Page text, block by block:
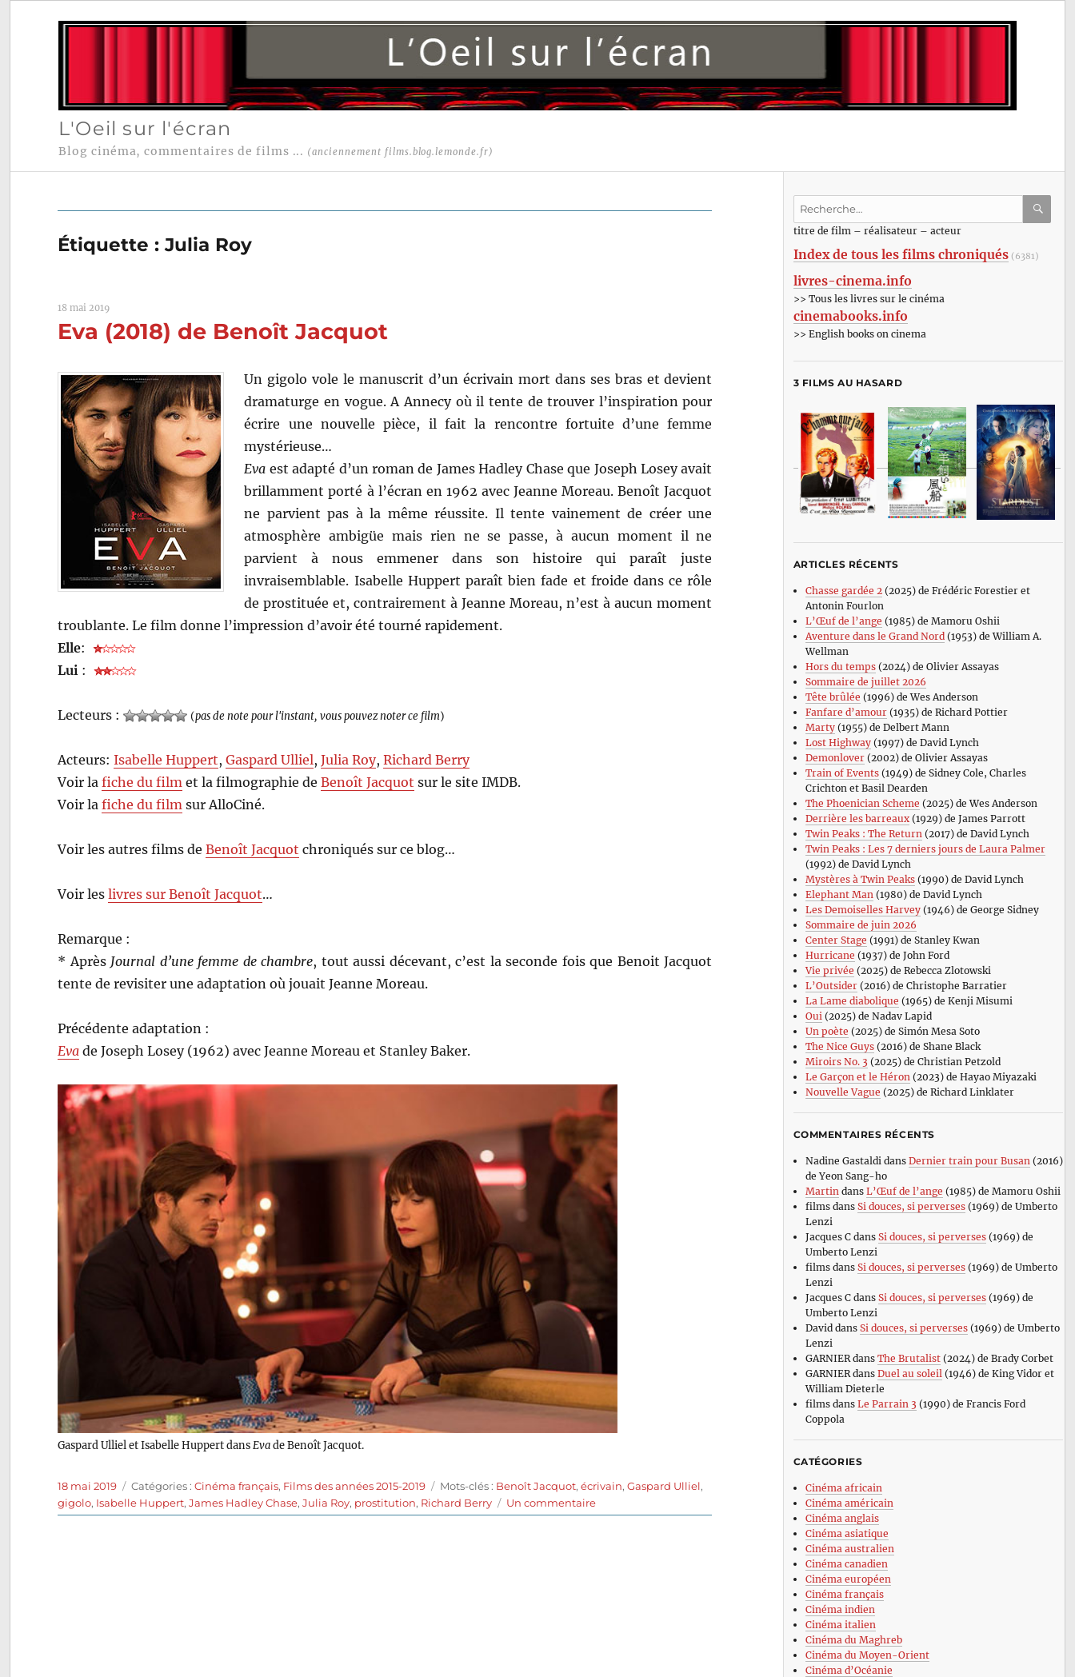
L'Oeil sur l'écran
Blog cinéma, commentaires de films ... (anciennement films.blog.lemonde.fr)
Étiquette :Julia Roy
18 mai 2019
Eva (2018) de Benoît Jacquot
Un gigolo vole le manuscrit d’un écrivain mort dans ses bras et devient
dramaturge en vogue. A Annecy où il tente de trouver l’inspiration pour
écrire une nouvelle pièce, il fait la rencontre fortuite d’une femme
mystérieuse…
Eva est adapté d’un roman de James Hadley Chase que Joseph Losey avait
brillamment porté à l’écran en 1962 avec Jeanne Moreau. Benoît Jacquot
ne parvient pas à la même réussite. Il tente vainement de créer une
atmosphère ambigüe mais rien ne se passe, à aucun moment il ne
parvient à nous emmener dans son histoire qui paraît juste
invraisemblable. Isabelle Huppert paraît bien fade et froide dans ce rôle
de prostituée et, contrairement à Jeanne Moreau, n’est à aucun moment
troublante. Le film donne l’impression d’avoir été tourné rapidement.
Elle:
Lui :
Lecteurs : (pas de note pour l'instant, vous pouvez noter ce film)
Acteurs:Isabelle Huppert,Gaspard Ulliel,Julia Roy,Richard Berry
Voir lafiche du film et la filmographie deBenoît Jacquot sur le site IMDB.
Voir lafiche du film sur AlloCiné.
Voir les autres films deBenoît Jacquot chroniqués sur ce blog…
Voir leslivres sur Benoît Jacquot…
Remarque :
* Après Journal d’une femme de chambre, tout aussi décevant, c’est la seconde fois que Benoit Jacquot
tente de revisiter une adaptation où jouait Jeanne Moreau.
Précédente adaptation :
Eva de Joseph Losey (1962) avec Jeanne Moreau et Stanley Baker.
Gaspard Ulliel et Isabelle Huppert dans Evade Benoît Jacquot.
Publié
le
18 mai 2019 Catégories
Catégories :Cinéma français, Films des années 2015-2019 Étiquettes
Mots-clés : Benoît Jacquot,écrivain,Gaspard Ulliel,
gigolo, Isabelle Huppert,James Hadley Chase,Julia Roy, prostitution, Richard Berry Un commentairesur
Eva
Recherche
:titre de film – réalisateur – acteur
Index de tous les films chroniqués (6381)
livres-cinema.info
>> Tous les livres sur le cinéma
cinemabooks.info
>> English books on cinema
3 FILMS AU HASARD
ARTICLES RÉCENTS
Chasse gardée 2(2025) de Frédéric Forestier et
Antonin Fourlon
L’Œuf de l’ange (1985) de Mamoru Oshii
Aventure dans le Grand Nord(1953) de William A.
Wellman
Hors du temps(2024) de Olivier Assayas
Sommaire de juillet 2026
Tête brûlée (1996) de Wes Anderson
Fanfare d’amour(1935) de Richard Pottier
Marty(1955) de Delbert Mann
Lost Highway(1997) de David Lynch
Demonlover(2002) de Olivier Assayas
Train of Events(1949) de Sidney Cole, Charles
Crichton et Basil Dearden
The Phoenician Scheme (2025) de Wes Anderson
Derrière les barreaux(1929) de James Parrott
Twin Peaks : The Return(2017) de David Lynch
Twin Peaks : Les 7 derniers jours de Laura Palmer
(1992) de David Lynch
Mystères à Twin Peaks(1990) de David Lynch
Elephant Man(1980) de David Lynch
Les Demoiselles Harvey(1946) de George Sidney
Sommaire de juin 2026
Center Stage (1991) de Stanley Kwan
Hurricane (1937) de John Ford
Vie privée (2025) de Rebecca Zlotowski
L’Outsider(2016) de Christophe Barratier
La Lame diabolique (1965) de Kenji Misumi
Oui(2025) de Nadav Lapid
Un poète (2025) de Simón Mesa Soto
The Nice Guys(2016) de Shane Black
Miroirs No. 3 (2025) de Christian Petzold
Le Garçon et le Héron(2023) de Hayao Miyazaki
Nouvelle Vague (2025) de Richard Linklater
COMMENTAIRES RÉCENTS
Nadine Gastaldi dans Dernier train pour Busan (2016)
de Yeon Sang-ho
Martin dans L’Œuf de l’ange (1985) de Mamoru Oshii
filmsdans Si douces, si perverses(1969) de Umberto
Lenzi
Jacques Cdans Si douces, si perverses(1969) de
Umberto Lenzi
filmsdans Si douces, si perverses(1969) de Umberto
Lenzi
Jacques Cdans Si douces, si perverses(1969) de
Umberto Lenzi
David dans Si douces, si perverses(1969) de Umberto
Lenzi
GARNIERdans The Brutalist(2024) de Brady Corbet
GARNIERdans Duel au soleil (1946) de King Vidor et
William Dieterle
filmsdans Le Parrain 3 (1990) de Francis Ford
Coppola
CATÉGORIES
Cinéma africain
Cinéma américain
Cinéma anglais
Cinéma asiatique
Cinéma australien
Cinéma canadien
Cinéma européen
Cinéma français
Cinéma indien
Cinéma italien
Cinéma du Maghreb
Cinéma du Moyen-Orient
Cinéma d’Océanie